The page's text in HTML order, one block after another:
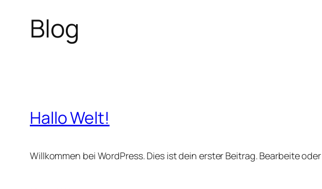
Blog
Hallo Welt!
Willkommen bei WordPress. Dies ist dein erster Beitrag. Bearbeite